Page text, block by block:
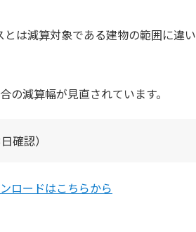
は減算対象である建物の範囲に違い
減算幅が見直されています。
確認）
ロードはこちらから